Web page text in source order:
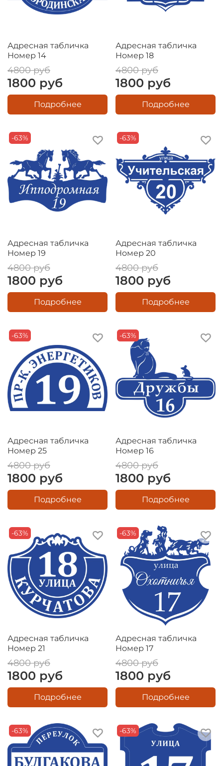
Адресная табличка
Номер 14
4800 руб
1800 руб
Подробнее
Адресная табличка
Номер 18
4800 руб
1800 руб
Подробнее
-63%
Адресная табличка
Номер 19
4800 руб
1800 руб
Подробнее
-63%
Адресная табличка
Номер 20
4800 руб
1800 руб
Подробнее
-63%
Адресная табличка
Номер 25
4800 руб
1800 руб
Подробнее
-63%
Адресная табличка
Номер 16
4800 руб
1800 руб
Подробнее
-63%
Адресная табличка
Номер 21
4800 руб
1800 руб
Подробнее
-63%
Адресная табличка
Номер 17
4800 руб
1800 руб
Подробнее
-63% -63%